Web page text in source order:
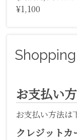
¥1,100
お支払い
お支払い方法は
クレジットカ